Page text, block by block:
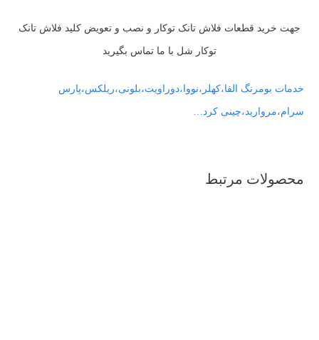
جهت خرید قطعات فلاش تانک توکار و نصب و تعویض کلید فلاش تانک
توکار شل با ما تماس بگیرید
خدمات بومرنگ الفا،کهلر،نووا،دوراویت،بلونی،ریلکس،پارس
سرام،مروارید،چینی کرد…
محصولات مرتبط